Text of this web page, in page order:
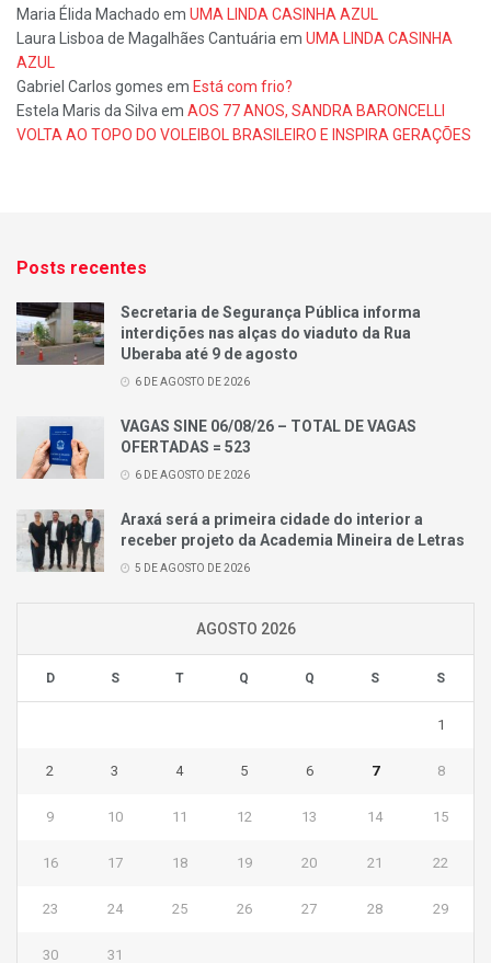
Maria Élida Machado em UMA LINDA CASINHA AZUL
Laura Lisboa de Magalhães Cantuária em UMA LINDA CASINHA
AZUL
Gabriel Carlos gomes em Está com frio?
Estela Maris da Silva em AOS 77 ANOS, SANDRA BARONCELLI
VOLTA AO TOPO DO VOLEIBOL BRASILEIRO E INSPIRA GERAÇÕES
Posts recentes
Secretaria de Segurança Pública informa
interdições nas alças do viaduto da Rua
Uberaba até 9 de agosto
6 DE AGOSTO DE 2026
VAGAS SINE 06/08/26 – TOTAL DE VAGAS
OFERTADAS = 523
6 DE AGOSTO DE 2026
Araxá será a primeira cidade do interior a
receber projeto da Academia Mineira de Letras
5 DE AGOSTO DE 2026
AGOSTO 2026
D S T Q Q S S
1
2 3 4 5 6 7 8
9 10 11 12 13 14 15
16 17 18 19 20 21 22
23 24 25 26 27 28 29
30 31